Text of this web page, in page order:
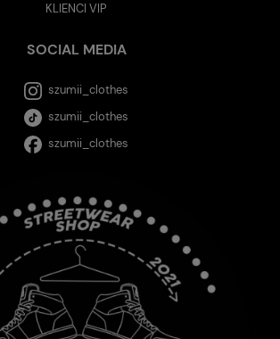
KLIENCI VIP
SOCIAL MEDIA
szumii_clothes
szumii_clothes
szumii_clothes